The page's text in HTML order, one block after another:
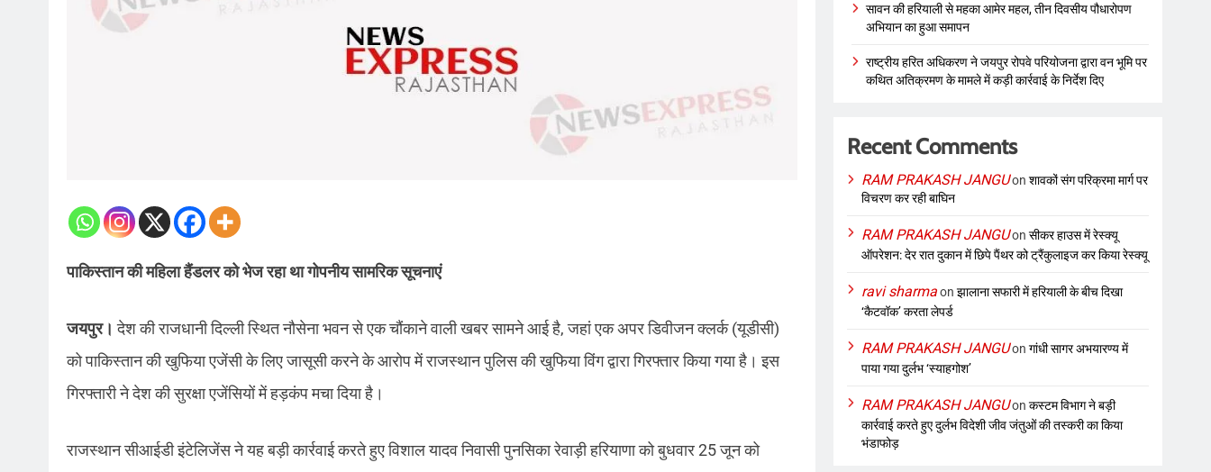
पाकिस्तान की महिला हैंडलर को भेज रहा था गोपनीय सामरिक सूचनाएं
जयपुर।देश की राजधानी दिल्ली स्थित नौसेना भवन से एक चौंकाने वाली खबर सामने आई है, जहां एक अपर डिवीजन क्लर्क (यूडीसी)
को पाकिस्तान की खुफिया एजेंसी के लिए जासूसी करने के आरोप में राजस्थान पुलिस की खुफिया विंग द्वारा गिरफ्तार किया गया है। इस
गिरफ्तारी ने देश की सुरक्षा एजेंसियों में हड़कंप मचा दिया है।
राजस्थान सीआईडी इंटेलिजेंस ने यह बड़ी कार्रवाई करते हुए विशाल यादव निवासी पुनसिका रेवाड़ी हरियाणा को बुधवार 25 जून को
सावन की हरियाली से महका आमेर महल, तीन दिवसीय पौधारोपण
अभियान का हुआ समापन
राष्ट्रीय हरित अधिकरण ने जयपुर रोपवे परियोजना द्वारा वन भूमि पर
कथित अतिक्रमण के मामले में कड़ी कार्रवाई के निर्देश दिए
Recent Comments
RAM PRAKASH JANGUonशावकों संग परिक्रमा मार्ग पर
विचरण कर रही बाघिन
RAM PRAKASH JANGUonसीकर हाउस में रेस्क्यू
ऑपरेशन: देर रात दुकान में छिपे पैंथर को ट्रैंकुलाइज कर किया रेस्क्यू
ravi sharmaonझालाना सफारी में हरियाली के बीच दिखा
‘कैटवॉक’ करता लेपर्ड
RAM PRAKASH JANGUonगांधी सागर अभयारण्य में
पाया गया दुर्लभ ‘स्याहगोश’
RAM PRAKASH JANGUonकस्टम विभाग ने बड़ी
कार्रवाई करते हुए दुर्लभ विदेशी जीव जंतुओं की तस्करी का किया
भंडाफोड़